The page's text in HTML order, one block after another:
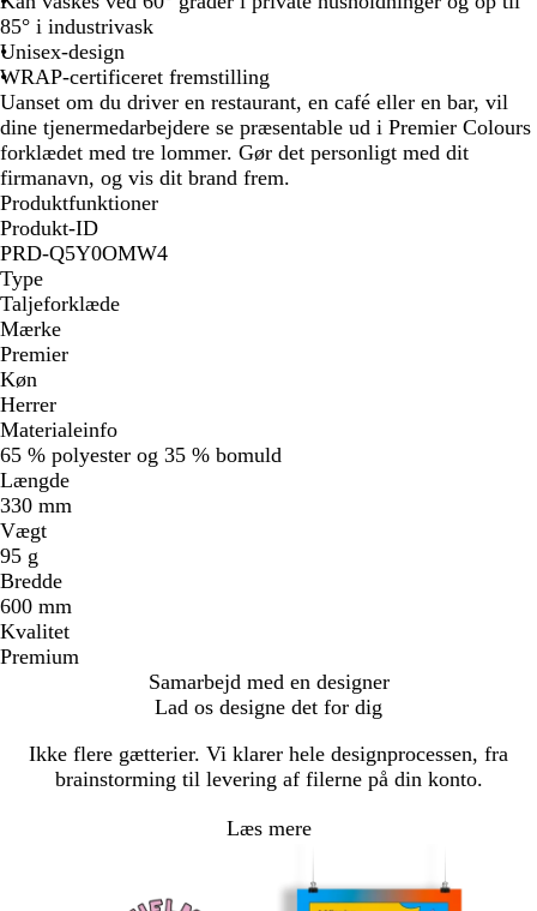
v
e
t
å
u
l
r
ø
n
g
r
ø
n
n
x
l
å
å
l
å
r
v
e
t
e
g
u
l
85° i industrivask
Unisex-design
WRAP-certificeret fremstilling
Uanset om du driver en restaurant, en café eller en bar, vil
dine tjenermedarbejdere se præsentable ud i Premier Colours
forklædet med tre lommer. Gør det personligt med dit
firmanavn, og vis dit brand frem.
Produktfunktioner
Produkt-ID
PRD-Q5Y0OMW4
Type
Taljeforklæde
Mærke
Premier
Køn
Herrer
Materialeinfo
65 % polyester og 35 % bomuld
Længde
330 mm
Vægt
95 g
Bredde
600 mm
Kvalitet
Premium
Samarbejd med en designer
Lad os designe det for dig
Ikke flere gætterier. Vi klarer hele designprocessen, fra
brainstorming til levering af filerne på din konto.
Læs mere